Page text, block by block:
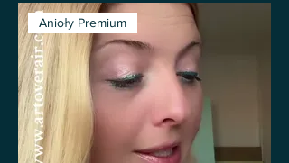
Anioły Premium